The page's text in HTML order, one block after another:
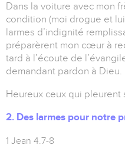
Dans la voiture avec mon
condition (moi drogue et
larmes d’indignité
préparèrent mon cœur à
tard à l’écoute de
demandant pardon à Dieu.
Heureux ceux qui pleurent
2. Des larmes pour notre
1 Jean 4.7-8